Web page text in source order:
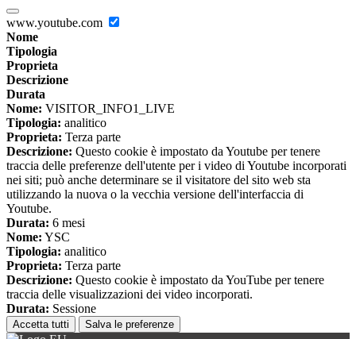
www.youtube.com
Nome
Tipologia
Proprieta
Descrizione
Durata
Nome: VISITOR_INFO1_LIVE
Tipologia: analitico
Proprieta: Terza parte
Descrizione: Questo cookie è impostato da Youtube per tenere
traccia delle preferenze dell'utente per i video di Youtube incorporati
nei siti; può anche determinare se il visitatore del sito web sta
utilizzando la nuova o la vecchia versione dell'interfaccia di
Youtube.
Durata: 6 mesi
Nome: YSC
Tipologia: analitico
Proprieta: Terza parte
Descrizione: Questo cookie è impostato da YouTube per tenere
traccia delle visualizzazioni dei video incorporati.
Durata: Sessione
Accetta tutti Salva le preferenze